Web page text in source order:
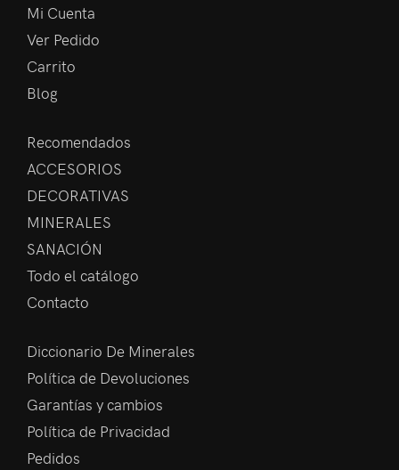
Mi Cuenta
Ver Pedido
Carrito
Blog
Recomendados
ACCESORIOS
DECORATIVAS
MINERALES
SANACIÓN
Todo el catálogo
Contacto
Diccionario De Minerales
Política de Devoluciones
Garantías y cambios
Política de Privacidad
Pedidos